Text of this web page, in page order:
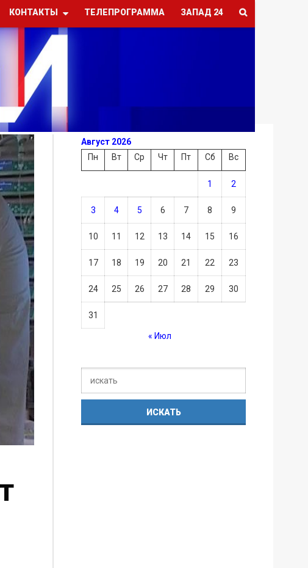
КОНТАКТЫ ТЕЛЕПРОГРАММА ЗАПАД 24
Август 2026
Пн
Вт Ср Чт Пт Сб Вс
1 2
3 4 5 6 7 8 9
10 11 12 13 14 15 16
17 18 19 20 21 22 23
24 25 26 27 28 29 30
31
« Июл